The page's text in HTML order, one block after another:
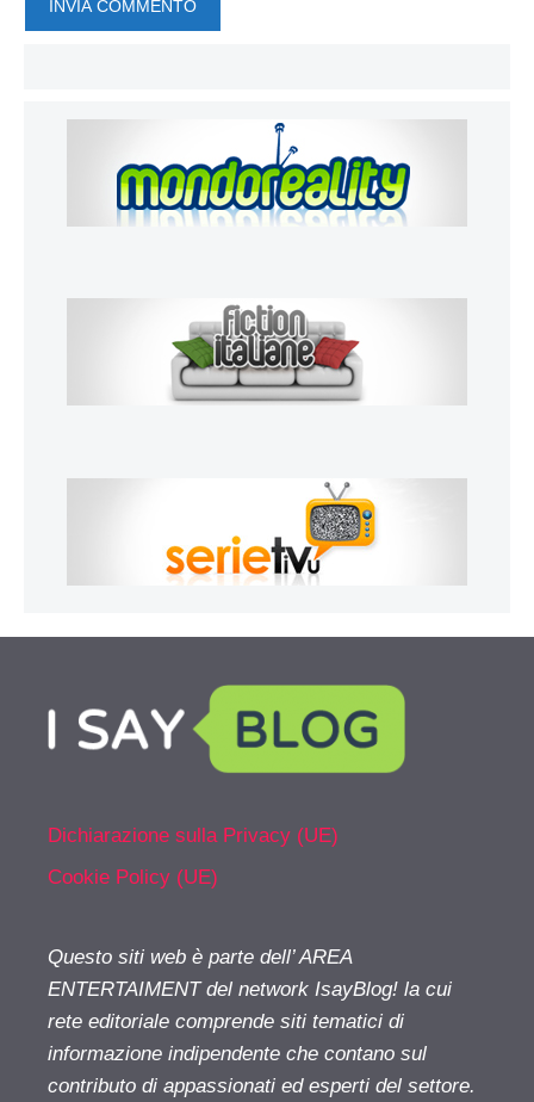
Dichiarazione sulla Privacy (UE)
Cookie Policy (UE)
Questo siti web è parte dell’ AREA
ENTERTAIMENT del network IsayBlog! la cui
rete editoriale comprende siti tematici di
informazione indipendente che contano sul
contributo di appassionati ed esperti del settore.